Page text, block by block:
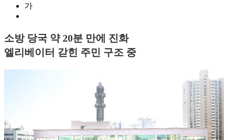
가
소방 당국 약 20분 만에 진화
엘리베이터 갇힌 주민 구조 중